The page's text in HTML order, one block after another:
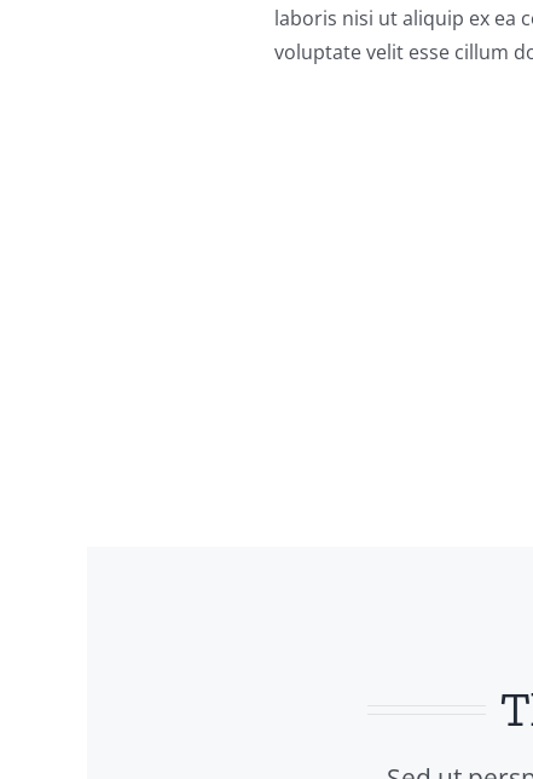
laboris nisi ut aliquip ex ea
voluptate velit esse cillum